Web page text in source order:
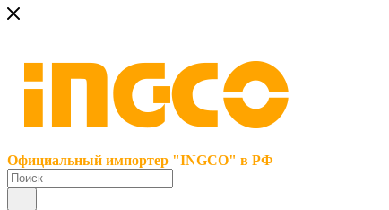
Официальный импортер "INGCO" в РФ